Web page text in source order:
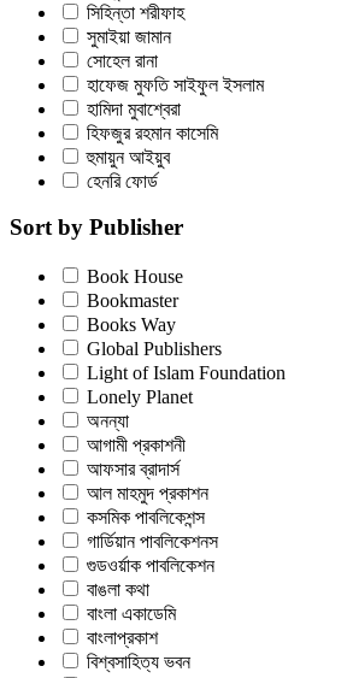
সিহিন্তা শরীফাহ
সুমাইয়া জামান
সোহেল রানা
হাফেজ মুফতি সাইফুল ইসলাম
হামিদা মুবাশ্বেরা
হিফজুর রহমান কাসেমি
হুমায়ুন আইয়ুব
হেনরি ফোর্ড
Sort by Publisher
Book House
Bookmaster
Books Way
Global Publishers
Light of Islam Foundation
Lonely Planet
অনন্যা
আগামী প্রকাশনী
আফসার ব্রাদার্স
আল মাহমুদ প্রকাশন
কসমিক পাবলিকেশন্স
গার্ডিয়ান পাবলিকেশনস
গুডওর্য়াক পাবলিকেশন
বাঙলা কথা
বাংলা একাডেমি
বাংলাপ্রকাশ
বিশ্বসাহিত্য ভবন